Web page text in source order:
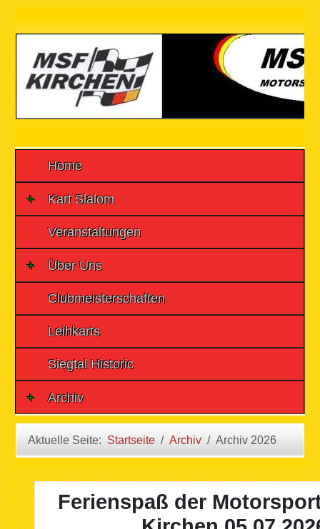
Home
Kart Slalom
Veranstaltungen
Über Uns
Clubmeisterschaften
Leihkarts
Siegtal Historic
Archiv
Aktuelle Seite: Startseite Archiv Archiv 2026
Ferienspaß der